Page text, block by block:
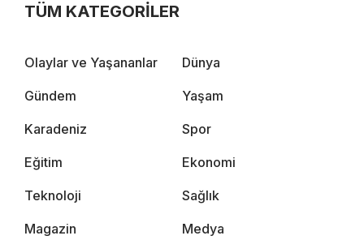
TÜM KATEGORİLER
Olaylar ve Yaşananlar Dünya
Gündem Yaşam
Karadeniz Spor
Eğitim Ekonomi
Teknoloji Sağlık
Magazin Medya